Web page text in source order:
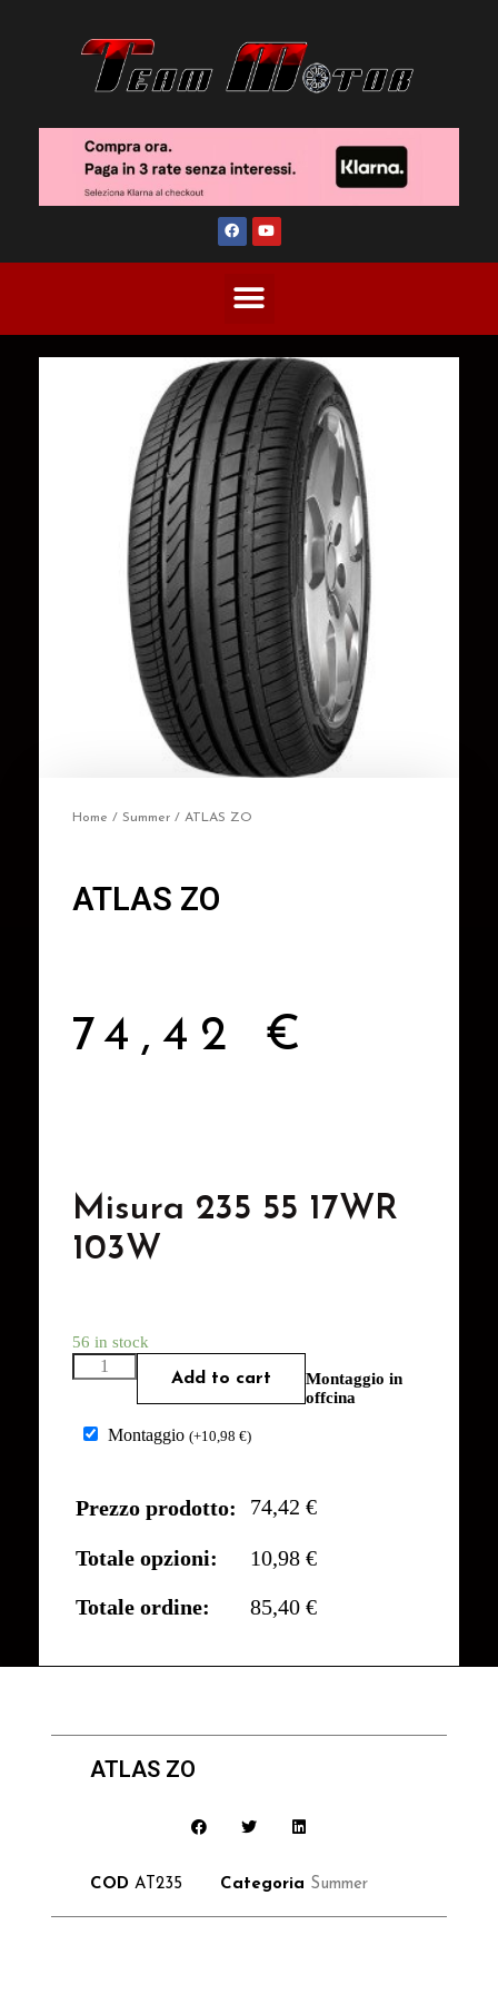
Home / Summer / ATLAS ZO
ATLAS ZO
74,42 €
Misura 235 55 17WR
103W
56 in stock
Add to cart
Montaggio in
offcina
Montaggio (+10,98 €)
Prezzo prodotto: 74,42 €
Totale opzioni:
10,98 €
Totale ordine:
85,40 €
ATLAS ZO
COD AT235 Categoria Summer